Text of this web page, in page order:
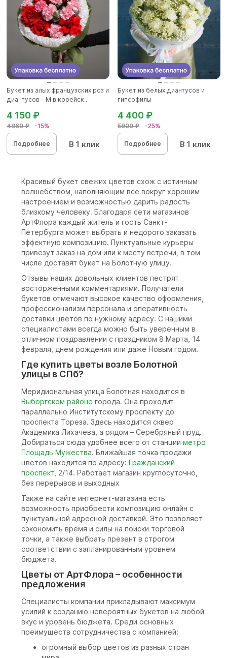
Букет из алых французских роз и
диантусов - M в корейск...
4860 ₽ -15%
4 150 ₽
Подробнее В 1 клик
Букет из белых диантусов и
гипсофилы
5900 ₽ -25%
4 400 ₽
Подробнее В 1 клик
Красивый букет свежих цветов схож с истинным
волшебством, наполняющим все вокруг хорошим
настроением и возможностью дарить радость
близкому человеку. Благодаря сети магазинов
АртФлора каждый житель и гость Санкт-
Петербурга может выбрать и недорого заказать
эффектную композицию. Пунктуальные курьеры
привезут заказ на дом или к месту встречи, в том
числе доставят букет на Болотную улицу.
Отзывы наших довольных клиентов пестрят
восторженными комментариями. Получатели
букетов отмечают высокое качество оформления,
профессионализм персонала и оперативность
доставки цветов по нужному адресу. С нашими
специалистами всегда можно быть уверенным в
отличном поздравлении с праздником 8 Марта, 14
февраля, днем рождения или даже Новым годом.
Где купить цветы возле Болотной
улицы в СПб?
Меридиональная улица Болотная находится в
Выборгском районе города. Она проходит
параллельно Институтскому проспекту до
проспекта Тореза. Здесь находится сквер
Академика Лихачева, а рядом – Серебряный пруд.
Добираться сюда удобнее всего от станции метро
Площадь Мужества. Ближайшая точка продажи
цветов находится по адресу: Гражданский
проспект, 2/14. Работает магазин круглосуточно,
без перерывов и выходных
Также на сайте интернет-магазина есть
возможность приобрести композицию онлайн с
пунктуальной адресной доставкой. Это позволяет
сэкономить время и силы на поиски торговой
точки, а также выбрать презент в строгом
соответствии с запланированным уровнем
бюджета.
Цветы от АртФлора – особенности
предложения
Специалисты компании прикладывают максимум
усилий к созданию невероятных букетов на любой
вкус и уровень бюджета. Среди основных
преимуществ сотрудничества с компанией:
огромный выбор цветов из разных стран